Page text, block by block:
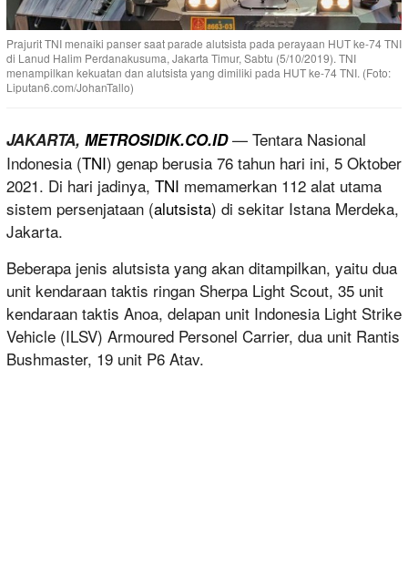
Prajurit TNI menaiki panser saat parade alutsista pada perayaan HUT ke-74 TNI
di Lanud Halim Perdanakusuma, Jakarta Timur, Sabtu (5/10/2019). TNI
menampilkan kekuatan dan alutsista yang dimiliki pada HUT ke-74 TNI. (Foto:
Liputan6.com/JohanTallo)
JAKARTA, METROSIDIK.CO.ID— Tentara Nasional
Indonesia (TNI) genap berusia 76 tahun hari ini, 5 Oktober
2021. Di hari jadinya, TNI memamerkan 112 alat utama
sistem persenjataan (alutsista) di sekitar Istana Merdeka,
Jakarta.
Beberapa jenis alutsista yang akan ditampilkan, yaitu dua
unit kendaraan taktis ringan Sherpa Light Scout, 35 unit
kendaraan taktis Anoa, delapan unit Indonesia Light Strike
Vehicle (ILSV) Armoured Personel Carrier, dua unit Rantis
Bushmaster, 19 unit P6 Atav.